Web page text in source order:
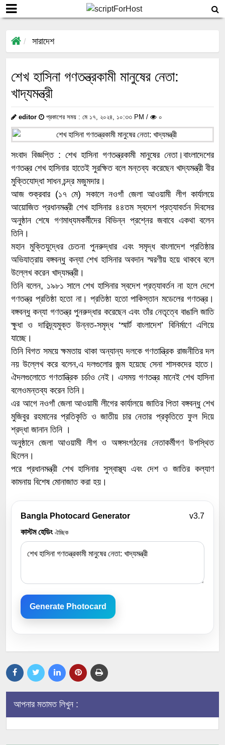
সারাদেশ
শেখ হাসিনা গণতন্ত্রকামী মানুষের নেতা:
খাদ্যমন্ত্রী
editor প্রকাশের সময় : মে ১৭, ২০২৪, ১০:৩৩ PM / ০
সংবাদ বিজ্ঞপ্তি : শেখ হাসিনা গণতন্ত্রকামী মানুষের নেতা।বাংলাদেশের
গণতন্ত্র শেখ হাসিনার হাতেই সুরক্ষিত বলে মন্তব্য করেছেন খাদ্যমন্ত্রী বীর
মুক্তিযোদ্ধা সাধন চন্দ্র মজুমদার।
আজ শুক্রবার (১৭ মে) সকালে নওগাঁ জেলা আওয়ামী লীগ কার্যালয়ে
আয়োজিত প্রধানমন্ত্রী শেখ হাসিনার ৪৪তম স্বদেশ প্রত্যাবর্তন দিবসের
অনুষ্ঠান শেষে গণমাধ্যমকর্মীদের বিভিন্ন প্রশ্নের জবাবে একথা বলেন
তিনি।
মহান মুক্তিযুদ্ধের চেতনা পুনরুদ্ধার এবং সমৃদ্ধ বাংলাদেশ প্রতিষ্ঠার
অভিযাত্রায় বঙ্গবন্ধু কন্যা শেখ হাসিনার অবদান স্মরণীয় হয়ে থাকবে বলে
উল্লেখ করেন খাদ্যমন্ত্রী।
তিনি বলেন, ১৯৮১ সালে শেখ হাসিনার স্বদেশ প্রত্যাবর্তন না হলে দেশে
গণতন্ত্র প্রতিষ্ঠা হতো না। প্রতিষ্ঠা হতো পাকিস্তান মডেলের গণতন্ত্র।
বঙ্গবন্ধু কন্যা গণতন্ত্র পুনরুদ্ধার করেছেন এবং তাঁর নেতৃত্বে বাঙালি জাতি
ক্ষুধা ও দারিদ্র্যমুক্ত উন্নত-সমৃদ্ধ ‘স্মার্ট বাংলাদেশ’ বিনির্মাণে এগিয়ে
যাচ্ছে।
তিনি বিগত সময়ে ক্ষমতায় থাকা অন্যান্য দলকে গণতান্ত্রিক রাজনীতির দল
নয় উল্লেখ করে বলেন,এ দলগুলোর জন্ম হয়েছে সেনা শাসকদের হাতে।
ঐদলগুলোতে গণতান্ত্রিক চর্চাও নেই। এসময় গণতন্ত্র মানেই শেখ হাসিনা
বলেওমন্তব্য করেন তিনি।
এর আগে নওগাঁ জেলা আওয়ামী লীগের কার্যালয়ে জাতির পিতা বঙ্গবন্ধু শেখ
মুজিবুর রহমানের প্রতিকৃতি ও জাতীয় চার নেতার প্রকৃতিতে ফুল দিয়ে
শ্রদ্ধা জানান তিনি ।
অনুষ্ঠানে জেলা আওয়ামী লীগ ও অঙ্গসংগঠনের নেতাকর্মীগণ উপস্থিত
ছিলেন।
পরে প্রধানমন্ত্রী শেখ হাসিনার সুস্বাস্থ্য এবং দেশ ও জাতির কল্যাণ
কামনায় বিশেষ মোনাজাত করা হয়।
Bangla Photocard Generator
v3.7
কাস্টম হেডিং ঐচ্ছিক
Generate Photocard
আপনার মতামত লিখুন :